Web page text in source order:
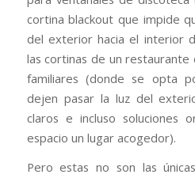
cortina blackout que impide
del exterior hacia el interior
las cortinas de un restaurante
familiares (donde se opta
dejen pasar la luz del
claros e incluso soluciones
espacio un lugar acogedor).
Pero estas no son las